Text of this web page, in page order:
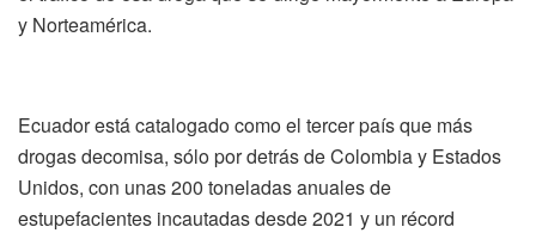
y Norteamérica.
Ecuador está catalogado como el tercer país que más
drogas decomisa, sólo por detrás de Colombia y Estados
Unidos, con unas 200 toneladas anuales de
estupefacientes incautadas desde 2021 y un récord